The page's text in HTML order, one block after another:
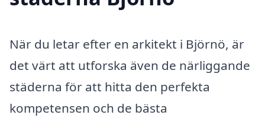
När du letar efter en arkitekt i Björnö, är
det värt att utforska även de närliggande
städerna för att hitta den perfekta
kompetensen och de bästa